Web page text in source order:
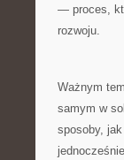
— proces,
rozwoju.
Ważnym
samym w
sposoby,